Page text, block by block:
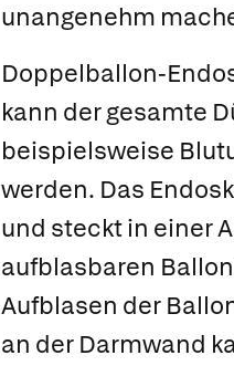
unangenehm
Doppelballon-
kann der gesamte
beispielsweise
werden. Das
und steckt in einer
aufblasbaren
Aufblasen der
an der Darmwand